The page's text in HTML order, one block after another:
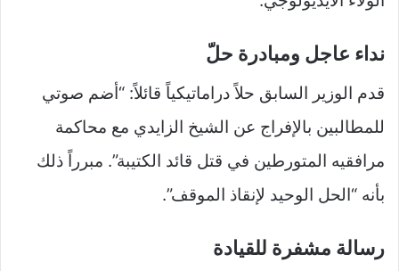
نداء عاجل ومبادرة حلّ
قدم الوزير السابق حلاً دراماتيكياً قائلاً: “أضم صوتي
للمطالبين بالإفراج عن الشيخ الزايدي مع محاكمة
مرافقيه المتورطين في قتل قائد الكتيبة”. مبرراً ذلك
بأنه “الحل الوحيد لإنقاذ الموقف”.
رسالة مشفرة للقيادة